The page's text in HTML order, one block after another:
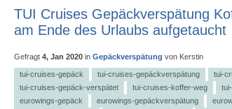
TUI Cruises Gepäckverspätung
am Ende des Urlaubs aufgetaucht
Gefragt 4, Jan 2020 in Gepäckverspätung von Kerstin
tui-cruises-gepäck tui-cruises-gepäckverspätung
tui-
tui-cruises-gepäck-verspätet
tui-cruises-koffer-weg
eurowings-gepäck
eurowings-gepäckverspätung